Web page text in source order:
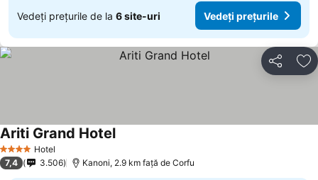
Vedeți prețurile de la 6 site-uri Vedeți prețurile
Distribuiți
4 Stele Hotel
Ariti Grand Hotel
7,4 3.506 Kanoni, 2.9 km faţă de Corfu